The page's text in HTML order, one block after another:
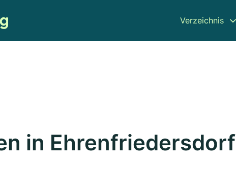
Verzeichnis
in Ehrenfriedersdorf